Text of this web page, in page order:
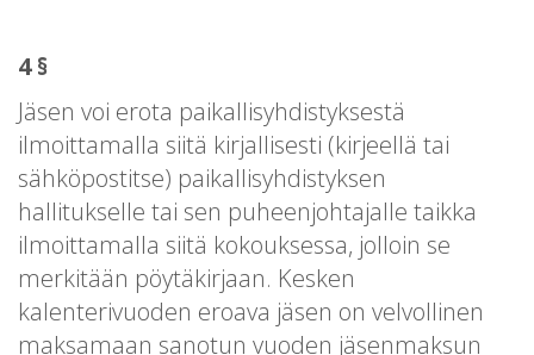
4 §
Jäsen voi erota paikallisyhdistyksestä
ilmoittamalla siitä kirjallisesti (kirjeellä tai
sähköpostitse) paikallisyhdistyksen
hallitukselle tai sen puheenjohtajalle taikka
ilmoittamalla siitä kokouksessa, jolloin se
merkitään pöytäkirjaan. Kesken
kalenterivuoden eroava jäsen on velvollinen
maksamaan sanotun vuoden jäsenmaksun